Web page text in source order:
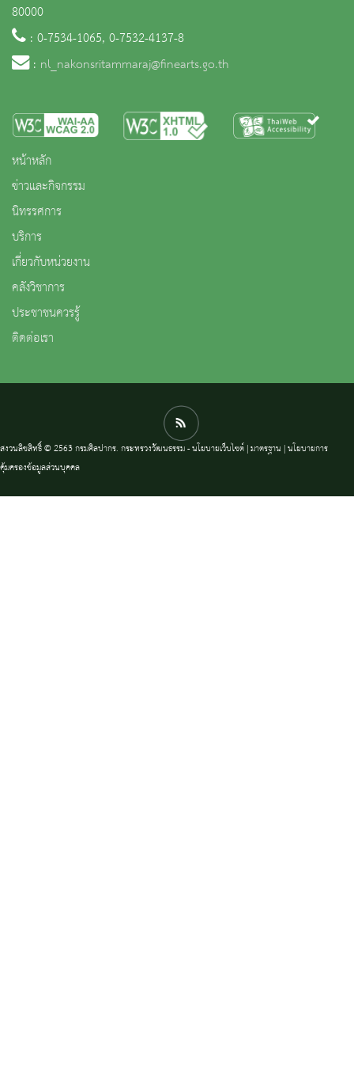
80000
: 0-7534-1065, 0-7532-4137-8
: nl_nakonsritammaraj@finearts.go.th
หน้าหลัก
ข่าวและกิจกรรม
นิทรรศการ
บริการ
เกี่ยวกับหน่วยงาน
คลังวิชาการ
ประชาชนควรรู้
ติดต่อเรา
สงวนลิขสิทธิ์ © 2563 กรมศิลปากร. กระทรวงวัฒนธรรม -นโยบายเว็บไซต์|มาตรฐาน |นโยบายการ
คุ้มครองข้อมูลส่วนบุคคล